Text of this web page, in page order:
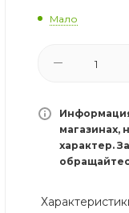
Мало
магазинах,
характер.